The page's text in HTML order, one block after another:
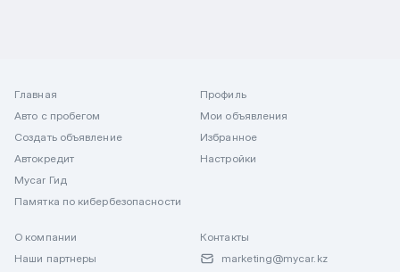
Главная
Авто с пробегом
Создать объявление
Автокредит
Mycar Гид
Памятка по кибербезопасности
Профиль
Мои объявления
Избранное
Настройки
О компании
Наши партнеры
Контакты
marketing@mycar.kz